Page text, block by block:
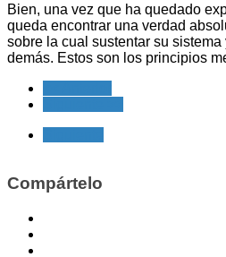
Bien, una vez que ha quedado
queda encontrar una verdad
sobre la cual sustentar su
demás. Estos son los principios
Compártelo